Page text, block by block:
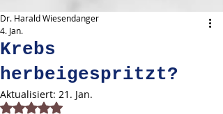
Krebs
herbeigespritzt?
Dr. Harald Wiesendanger
4. Jan.
Aktualisiert: 21. Jan.
Mit NaN von 5 Sternen bewertet.